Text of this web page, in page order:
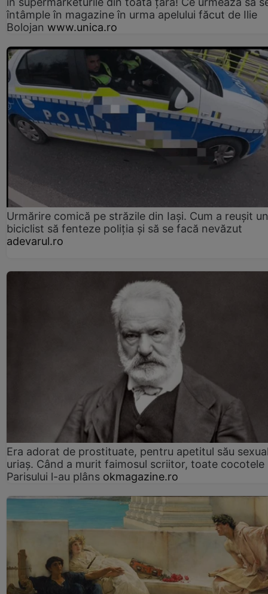
întâmple în magazine în urma apelului făcut de Ilie
Bolojan www.unica.ro
Urmărire comică pe străzile din Iași. Cum a reușit un
biciclist să fenteze poliția și să se facă nevăzut
adevarul.ro
Era adorat de prostituate, pentru apetitul său
uriaș. Când a murit faimosul scriitor, toate cocotele
Parisului l-au plâns okmagazine.ro